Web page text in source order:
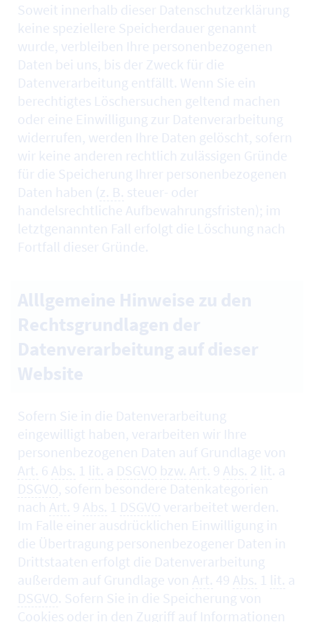
Soweit innerhalb dieser Datenschutzerklärung
keine speziellere Speicherdauer genannt
wurde, verbleiben Ihre personenbezogenen
Daten bei uns, bis der Zweck für die
Datenverarbeitung entfällt. Wenn Sie ein
berechtigtes Löschersuchen geltend machen
oder eine Einwilligung zur Datenverarbeitung
widerrufen, werden Ihre Daten gelöscht, sofern
wir keine anderen rechtlich zulässigen Gründe
für die Speicherung Ihrer personenbezogenen
Daten haben (z. B. steuer- oder
handelsrechtliche Aufbewahrungsfristen); im
letztgenannten Fall erfolgt die Löschung nach
Fortfall dieser Gründe.
Sofern Sie in die Datenverarbeitung
eingewilligt haben, verarbeiten wir Ihre
personenbezogenen Daten auf Grundlage von
Art. 6 Abs. 1 lit. a DSGVO bzw. Art. 9 Abs. 2 lit. a
DSGVO, sofern besondere Datenkategorien
nach Art. 9 Abs. 1 DSGVO verarbeitet werden.
Im Falle einer ausdrücklichen Einwilligung in
die Übertragung personenbezogener Daten in
Drittstaaten erfolgt die Datenverarbeitung
außerdem auf Grundlage von Art. 49 Abs. 1 lit. a
DSGVO. Sofern Sie in die Speicherung von
Cookies oder in den Zugriff auf Informationen